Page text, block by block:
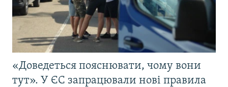
«Доведеться пояснювати, чому вони
тут». У ЄС запрацювали нові правила